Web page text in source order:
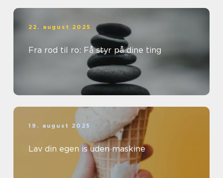
22. august 2025
Fra rod til ro: Få styr på dine ting
19. august 2025
Lav din egen is uden maskine